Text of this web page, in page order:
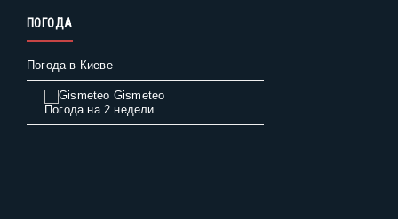
ПОГОДА
Погода в Киеве
Gismeteo
Погода на 2 недели